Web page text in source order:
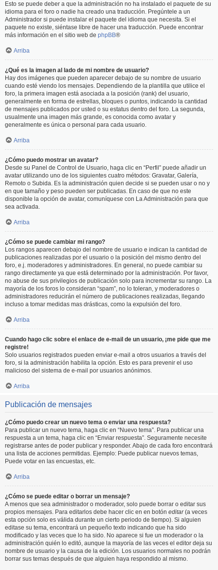
Esto se puede deber a que la administración no ha instalado el paquete de su
idioma para el foro o nadie ha creado una traducción. Pregúntele a un
Administrador si puede instalar el paquete del idioma que necesita. Si el
paquete no existe, siéntase libre de hacer una traducción. Puede encontrar
más información en el sitio web de phpBB®
Arriba
¿Qué es la imagen al lado de mi nombre de usuario?
Hay dos imágenes que pueden aparecer debajo de su nombre de usuario
cuando esté viendo los mensajes. Dependiendo de la plantilla que utilice el
foro, la primera imagen está asociada a la posición (rank) del usuario,
generalmente en forma de estrellas, bloques o puntos, indicando la cantidad
de mensajes publicados por usted o su estatus dentro del foro. La segunda,
usualmente una imagen más grande, es conocida como avatar y
generalmente es única o personal para cada usuario.
Arriba
¿Cómo puedo mostrar un avatar?
Desde su Panel de Control de Usuario, haga clic en “Perfil” puede añadir un
avatar utilizando uno de los siguientes cuatro métodos: Gravatar, Galería,
Remoto o Subida. Es la administración quien decide si se pueden usar o no y
en que tamaño y peso pueden ser publicadas. En caso de que no este
disponible la opción de avatar, comuníquese con La Administración para que
sea activada.
Arriba
¿Cómo se puede cambiar mi rango?
Los rangos aparecen debajo del nombre de usuario e indican la cantidad de
publicaciones realizadas por el usuario o la posición del mismo dentro del
foro, e.j. moderadores y administradores. En general, no puede cambiar su
rango directamente ya que está determinado por la administración. Por favor,
no abuse de sus privilegios de publicación solo para incrementar su rango. La
mayoría de los foros lo consideran “spam”, no lo toleran, y moderadores o
administradores reducirán el número de publicaciones realizadas, llegando
incluso a tomar medidas mas drásticas, como la expulsión del foro.
Arriba
Cuando hago clic sobre el enlace de e-mail de un usuario, ¡me pide que me
registre!
Solo usuarios registrados pueden enviar e-mail a otros usuarios a través del
foro, si la administración habilita la opción. Esto es para prevenir el uso
malicioso del sistema de e-mail por usuarios anónimos.
Arriba
Publicación de mensajes
¿Cómo puedo crear un nuevo tema o enviar una respuesta?
Para publicar un nuevo tema, haga clic en “Nuevo tema”. Para publicar una
respuesta a un tema, haga clic en “Enviar respuesta”. Seguramente necesite
registrarse antes de poder publicar y responder. Abajo de cada foro encontrará
una lista de acciones permitidas. Ejemplo: Puede publicar nuevos temas,
Puede votar en las encuestas, etc.
Arriba
¿Cómo se puede editar o borrar un mensaje?
A menos que sea administrador o moderador, solo puede borrar o editar sus
propios mensajes. Para editarlos debe hacer clic en en botón editar(a veces
esta opción solo es válida durante un cierto periodo de tiempo). Si alguien
editase su tema, encontrará un pequeño texto indicando que ha sido
modificado y las veces que lo ha sido. No aparece si fue un moderador o la
administración quién lo editó, aunque la mayoría de las veces el editor deja su
nombre de usuario y la causa de la edición. Los usuarios normales no podrán
borrar sus temas después de que alguien haya respondido al mismo.